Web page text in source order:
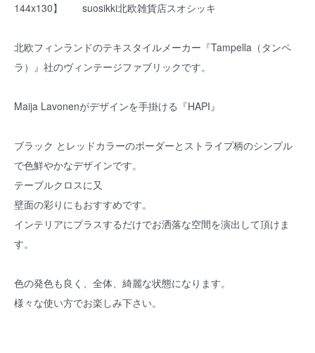
144x130】 suosikki北欧雑貨店スオシッキ
北欧フィンランドのテキスタイルメーカー『Tampella（タンペ
ラ）』社のヴィンテージファブリックです。
Maija Lavonenがデザインを手掛ける『HAPI』
ブラック とレッドカラーのボーダーとストライプ柄のシンプル
で色鮮やかなデザインです。
テーブルクロスに又
壁面の彩りにもおすすめです。
インテリアにプラスするだけでお洒落な空間を演出して頂けま
す。
色の発色も良く、全体、綺麗な状態になります。
様々な使い方でお楽しみ下さい。